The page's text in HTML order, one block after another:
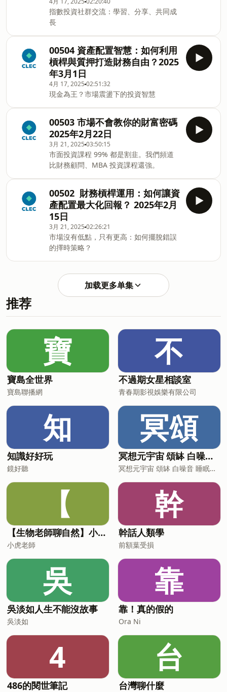
指數投資社群交流：學習、分享、共同成
長
00504 資產配置智慧：如何利用
槓桿與質押打造財務自由？2025
年3月1日
4月 17, 2025 02:51:32
現金為王？市場震盪下的投資智慧
00503 市場不會教你的財富密碼
2025年2月22日
3月 21, 2025 03:50:15
市面投資課程 99% 都是割韭。我們頻道
比財務顧問、MBA 投資課程還強。
00502 財務槓桿運用：如何讓資
產配置最大化回報？ 2025年2月
15日
3月 21, 2025 02:26:21
市場沒有低點，只有更高：如何擺脫錯誤
的擇時策略？
加载更多单集
推荐
寶
寶島全世界
寶島聯播網
不
不過期女星相談室
青春期影視娛樂有限公司
知
知識好好玩
鏡好聽
冥頌
冥想元宇宙 頌缽 白噪音 睡眠音樂
冥想元宇宙 頌缽 白噪音 睡眠音樂
【
【生物老師聊自然】小故事，談生態
小虎老師
幹
幹話人類學
前額葉受損
吳
吳淡如人生不能沒故事
吳淡如
靠
靠！真的假的
Ora Ni
4
486的閱世筆記
台
台灣聊什麼